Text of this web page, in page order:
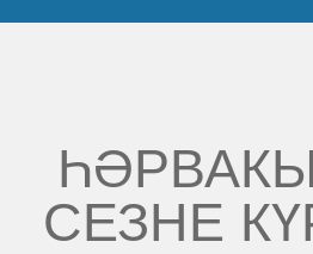
СЕЗНЕ